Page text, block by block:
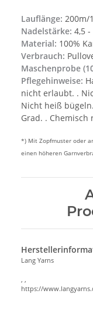
Lauflänge: 200m/
Nadelstärke: 4,5
Material: 100%
Verbrauch:
Maschenprobe
Pflegehinweise:
nicht erlaubt. .
Nicht heiß
Grad. .
*) Mit Zopfmuster oder
einen höheren
Lang Yarns
https://